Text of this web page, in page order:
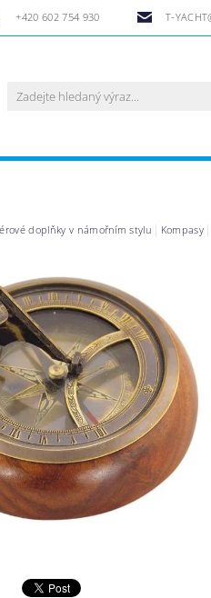
+420 602 754 930 T-
doplňky v námořním stylu Kompasy